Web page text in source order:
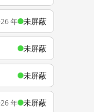
年 未屏蔽
未屏蔽
未屏蔽
年 未屏蔽